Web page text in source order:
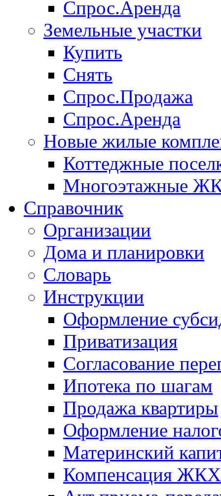
Спрос.Аренда
Земельные участки
Купить
Снять
Спрос.Продажа
Спрос.Аренда
Новые жилые
Коттеджные
Многоэтажные
Справочник
Организации
Дома и планировки
Словарь
Инструкции
Оформление
Приватизация
Согласование
Ипотека по шагам
Продажа квартиры
Оформление
Материнский
Компенсация ЖКХ